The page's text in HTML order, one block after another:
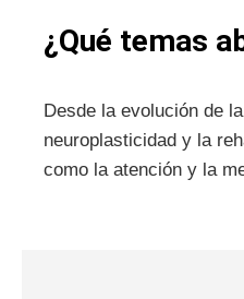
¿Qué temas
Desde la evolución de
neuroplasticidad y la
como la atención y la